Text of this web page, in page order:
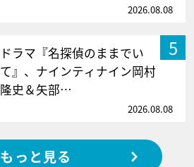
2026.08.08
5
ドラマ『名探偵のままでい
て』、ナインティナイン岡村
隆史＆矢部…
2026.08.08
もっと見る